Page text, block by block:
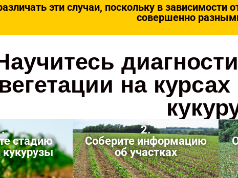
эти случаи, поскольку в
совершенно
вегетации на
стадию
кукурузы
2.
Соберите информацию
об участках